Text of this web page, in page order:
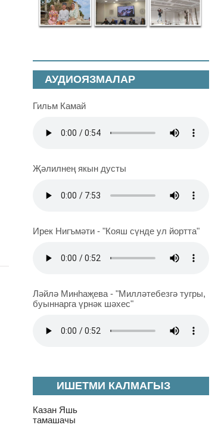
ИШЕТМИ КАЛМАГЫЗ
Казан Яшь
тамашачы
АУДИОЯЗМАЛАР
Гильм Камай
Җәлилнең якын дусты
Ирек Нигъмәти - "Кояш сүнде ул йортта"
Ләйлә Минһаҗева - "Милләтебезгә тугры,
буыннарга үрнәк шәхес"